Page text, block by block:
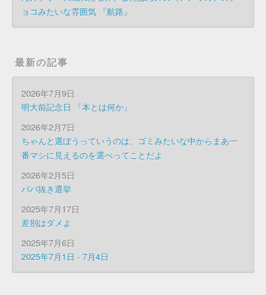
ョコみたいな雰囲気 『航路』
最新の記事
2026年7月9日
明大前記念日 『本とは何か』
2026年2月7日
ちゃんと選ぼうっていうのは、ゴミみたいな中からまあ一
番マシに見えるのを選べってことだよ
2026年2月5日
ババ抜き選挙
2025年7月17日
差別はダメよ
2025年7月6日
2025年7月1日 - 7月4日